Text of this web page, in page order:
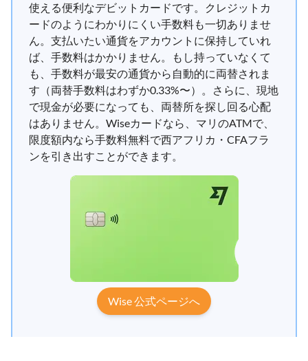
使える便利なデビットカードです。クレジットカ
ードのようにわかりにくい手数料も一切ありませ
ん。支払いたい通貨をアカウントに保持していれ
ば、手数料はかかりません。もし持っていなくて
も、手数料が最安の通貨から自動的に両替されま
す（両替手数料はわずか0.33%〜）。さらに、現地
で現金が必要になっても、両替所を探し回る心配
はありません。Wiseカードなら、マリのATMで、
限度額内なら手数料無料で西アフリカ・CFAフラ
ンを引き出すことができます。
Wise 公式ページへ